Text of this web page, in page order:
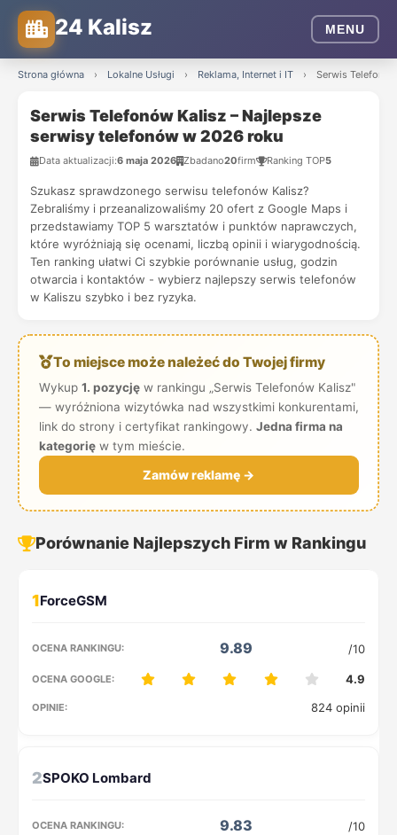
24 Kalisz MENU
Strona główna › Lokalne Usługi › Reklama, Internet i IT › Serwis
Serwis Telefonów Kalisz – Najlepsze
serwisy telefonów w 2026 roku
Data aktualizacji:6 maja 2026 Zbadano20firm Ranking TOP5
Szukasz sprawdzonego serwisu telefonów Kalisz?
Zebraliśmy i przeanalizowaliśmy 20 ofert z Google Maps i
przedstawiamy TOP 5 warsztatów i punktów naprawczych,
które wyróżniają się ocenami, liczbą opinii i wiarygodnością.
Ten ranking ułatwi Ci szybkie porównanie usług, godzin
otwarcia i kontaktów - wybierz najlepszy serwis telefonów
w Kaliszu szybko i bez ryzyka.
To miejsce może należeć do Twojej firmy
Wykup 1. pozycjęw rankingu „Serwis Telefonów Kalisz"
— wyróżniona wizytówka nad wszystkimi konkurentami,
link do strony i certyfikat rankingowy. Jedna firma na
kategorięw tym mieście.
Zamów reklamę →
Porównanie Najlepszych Firm w Rankingu
1
9.89 /10
4.9
824 opinii
2
9.83 /10